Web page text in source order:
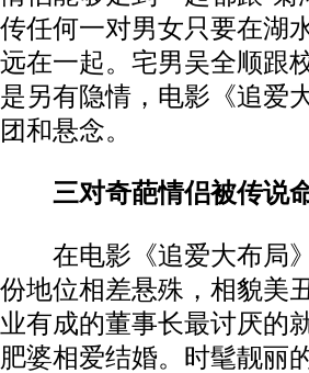
传任何一对男女只要在湖
远在一起。宅男吴全顺跟
是另有隐情，电影《追爱
团和悬念。
三对奇葩情侣被传说
在电影《追爱大布局》
份地位相差悬殊，相貌美
业有成的董事长最讨厌的
肥婆相爱结婚。时髦靓丽